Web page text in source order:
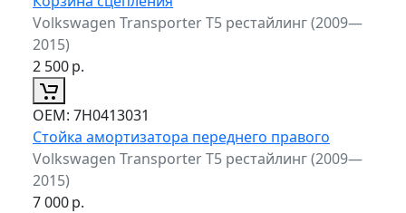
Volkswagen Transporter T5 рестайлинг (2009—
2015)
2 500р.
ОЕМ: 7H0413031
Стойка амортизатора переднего правого
Volkswagen Transporter T5 рестайлинг (2009—
2015)
7 000р.